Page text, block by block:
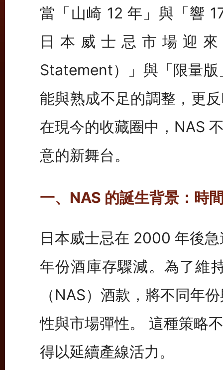
當「山崎 12 年」與「響
日本威士忌市場迎
Statement）」與「限量
能與熟成不足的調整，更
在現今的收藏圈中，NAS
意的新舞台。
一、NAS 的誕生背景：時
日本威士忌在 2000 年後
年份酒庫存驟減。為了維
（NAS）酒款，將不同年
性與市場彈性。 這種策略
得以延續產線活力。